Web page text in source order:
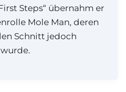
Steps“ übernahm er
Mole Man, deren
Schnitt jedoch